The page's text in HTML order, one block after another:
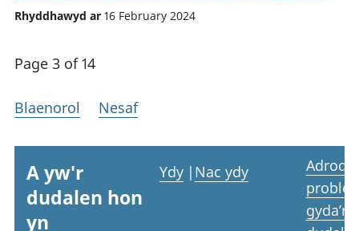
Rhyddhawyd ar 16 February 2024
Page 3 of 14
Blaenorol Nesaf
A yw'r
dudalen hon
yn
Ydy | Nac ydy
Adrodd
gyda’r